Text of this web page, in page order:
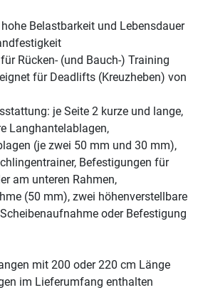
Belastbarkeit und Lebensdauer
Rücken- (und Bauch-) Training
für Deadlifts (Kreuzheben) von
je Seite 2 kurze und lange,
Langhantelablagen,
(je zwei 50 mm und 30 mm),
Befestigungen für
am unteren Rahmen,
(50 mm), zwei höhenverstellbare
oder Befestigung
mit 200 oder 220 cm Länge
im Lieferumfang enthalten